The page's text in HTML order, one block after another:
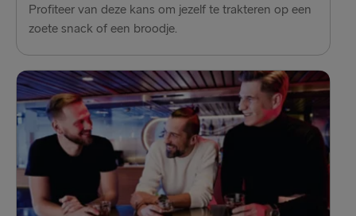
Profiteer van deze kans om jezelf te trakteren op een
zoete snack of een broodje.